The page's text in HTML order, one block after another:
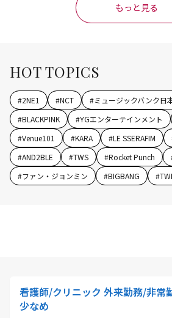
もっと見る
HOT TOPICS
#2NE1 #NCT #ミュージックバンク日
#BLACKPINK #YGエンターテインメント
#Venue101 #KARA #LE SSERAFIM
#AND2BLE #TWS #Rocket Punch
#ファン・ジョンミン #BIGBANG #
看護師/クリニック 外来勤務/非常
少なめ